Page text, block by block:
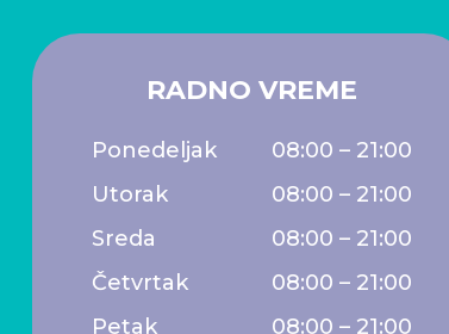
RADNO VREME
Ponedeljak
Utorak
Sreda
Četvrtak
Petak
08:00 – 21:00
08:00 – 21:00
08:00 – 21:00
08:00 – 21:00
08:00 – 21:00